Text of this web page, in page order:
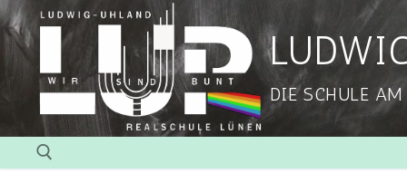
DIE SCHULE AM